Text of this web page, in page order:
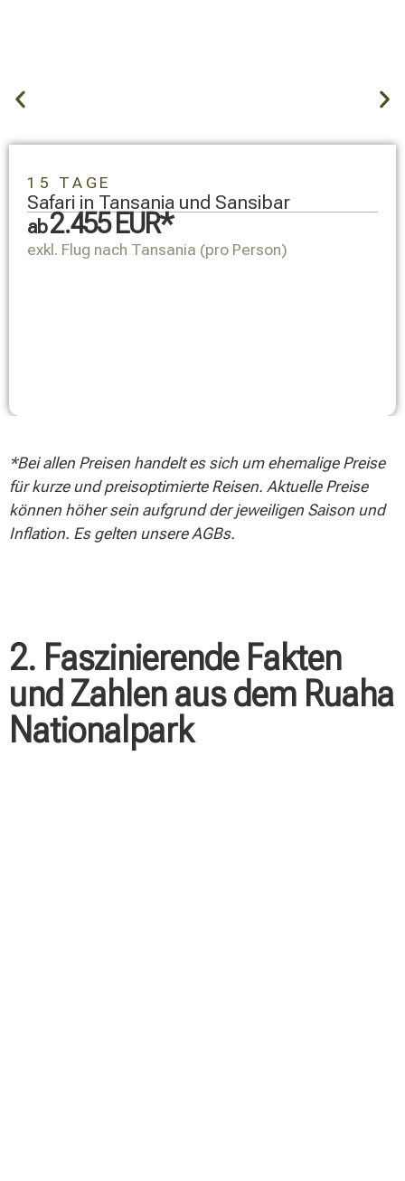
15 TAGE
Safari in Tansania und Sansibar
ab2.455 EUR*
exkl. Flug nach Tansania (pro Person)
*Bei allen Preisen handelt es sich um ehemalige Preise
für kurze und preisoptimierte Reisen. Aktuelle Preise
können höher sein aufgrund der jeweiligen Saison und
Inflation. Es gelten unsere AGBs.
2. Faszinierende Fakten
und Zahlen aus dem Ruaha
Nationalpark